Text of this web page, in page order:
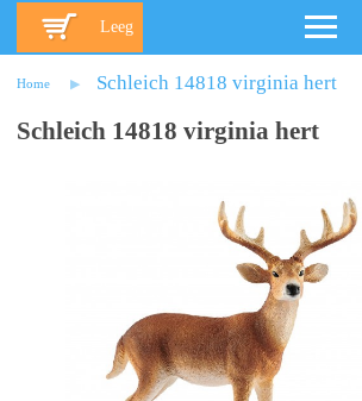
Leeg
Home Schleich 14818 virginia hert
Schleich 14818 virginia hert